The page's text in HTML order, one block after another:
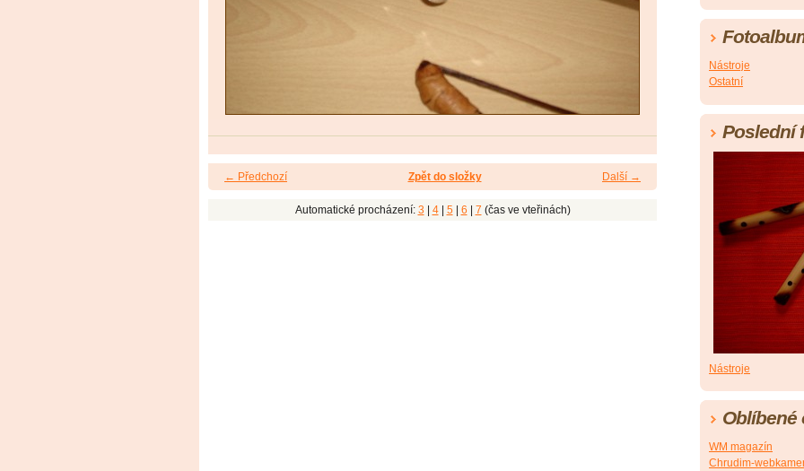
← Předchozí Další →
Zpět do složky
Automatické procházení: 3 4| 5| 6 7 (čas ve vteřinách)
Nástroje
Ostatní
Poslední
Nástroje
Oblíbené
WM magazín
Chrudim-